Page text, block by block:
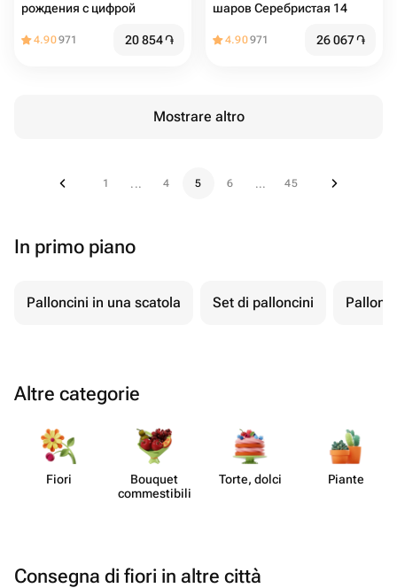
рождения с цифрой
4.90971 20 854֏
шаров Серебристая 14
4.90971 26 067֏
Mostrare altro
1 ... 4 5 6 ... 45
In primo piano
Palloncini in una scatola Set di palloncini
Altre categorie
Fiori
Bouquet
commes​tibili
Torte, dolci Piante
Consegna di fiori in altre città